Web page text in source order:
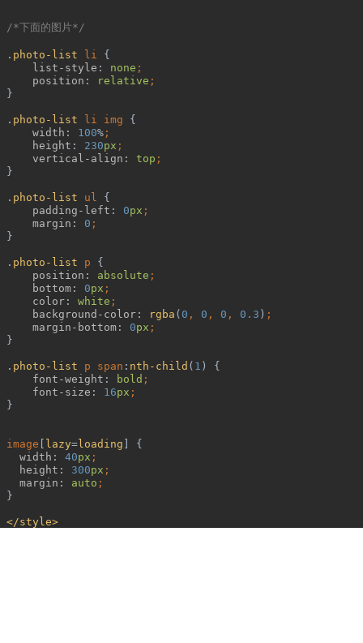
/*下面的图片*/
. photo-list li {
list-style : none ;
position : relative ;
}
. photo-list li img {
width : 100% ;
height : 230px ;
vertical-align : top ;
}
. photo-list ul {
padding-left : 0px ;
margin : 0 ;
}
. photo-list p {
position : absolute ;
bottom : 0px ;
color : white ;
background-color : rgba ( 0 , 0 , 0 , 0.3 ) ;
margin-bottom : 0px ;
}
. photo-list p span : nth-child ( 1 ) {
font-weight : bold ;
font-size : 16px ;
}
image lazy= loading ] {
width : 40px ;
height : 300px ;
margin : auto ;
}
</style>